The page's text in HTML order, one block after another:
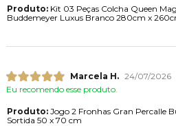
Produto:Kit 03 Peças Colcha Queen
Buddemeyer Luxus Branco 280cm x
Marcela H. 24/07/2026
Eu recomendo esse produto.
Produto:Jogo 2 Fronhas Gran Percalle
Sortida 50 x 70 cm